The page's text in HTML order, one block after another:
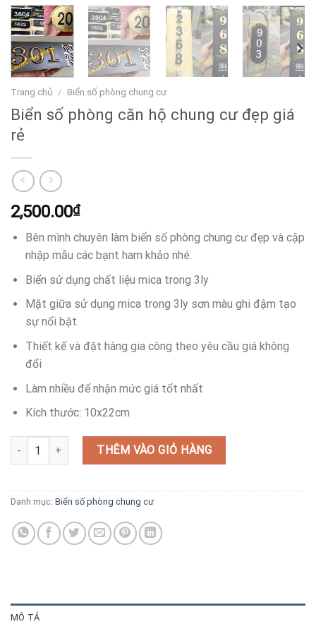
Trang chủ / Biển số phòng chung cư
Biển số phòng căn hộ chung cư đẹp giá
rẻ
2,500.00₫
Bên mình chuyên làm biển số phòng chung cư đẹp và cập
nhập mẫu các bạnt ham khảo nhé.
Biển sử dụng chất liệu mica trong 3ly
Mặt giữa sử dụng mica trong 3ly sơn màu ghi đậm tạo
sự nổi bật.
Thiết kế và đặt hàng gia công theo yêu cầu giá không
đổi
Làm nhiều để nhận mức giá tốt nhất
Kích thước: 10x22cm
Biển số phòng căn hộ chung cư đẹp giá rẻ số lượng
THÊM VÀO GIỎ HÀNG
Danh mục: Biển số phòng chung cư
MÔ TẢ